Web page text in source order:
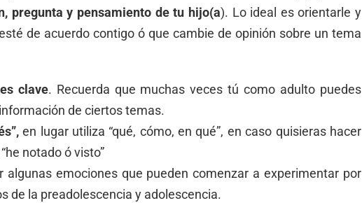
pregunta y pensamiento de tu hijo(a). Lo ideal es orientarle y
de acuerdo contigo ó que cambie de opinión sobre un tema
clave. Recuerda que muchas veces tú como adulto puedes
de ciertos temas.
en lugar utiliza “qué, cómo, en qué”, en caso quisieras hacer
notado ó visto”
algunas emociones que pueden comenzar a experimentar por
de la preadolescencia y adolescencia.